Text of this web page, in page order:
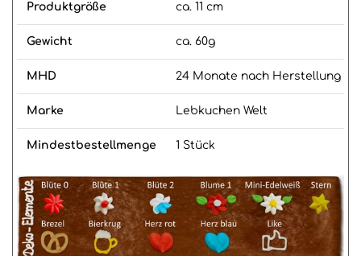
Produktgröße ca. 11 cm
Gewicht ca. 60g
MHD 24 Monate nach Herstellung
Marke Lebkuchen Welt
Mindestbestellmenge 1 Stück